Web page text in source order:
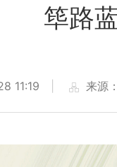
筚路
11:19 来源